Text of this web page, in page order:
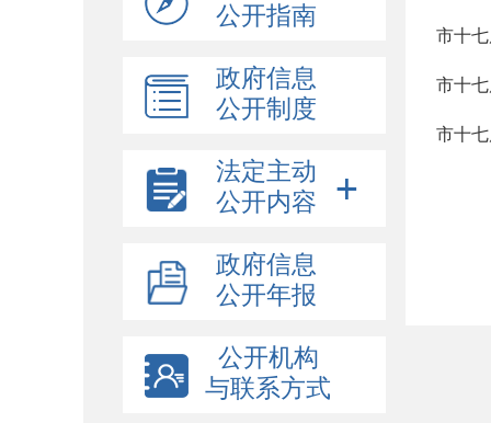
公开指南
政府信息
公开制度
法定主动
公开内容
政府信息
公开年报
公开机构
与联系方式
市十